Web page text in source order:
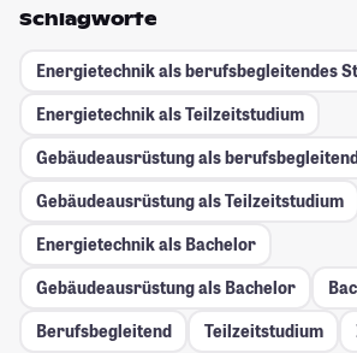
Schlagworte
Energietechnik als berufsbegleitendes
Energietechnik als Teilzeitstudium
Gebäudeausrüstung als
Gebäudeausrüstung als Teilzeitstudium
Energietechnik als Bachelor
Gebäudeausrüstung als Bachelor
Berufsbegleitend
Teilzeitstudium